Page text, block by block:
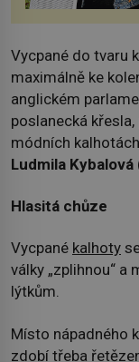
Vycpané do tvaru
maximálně ke
anglickém
poslanecká
módních
Ludmila Kybalová
Hlasitá chůze
Vycpané kalhoty
války „zplihnou“ a
lýtkům.
Místo nápadného
zdobí třeba